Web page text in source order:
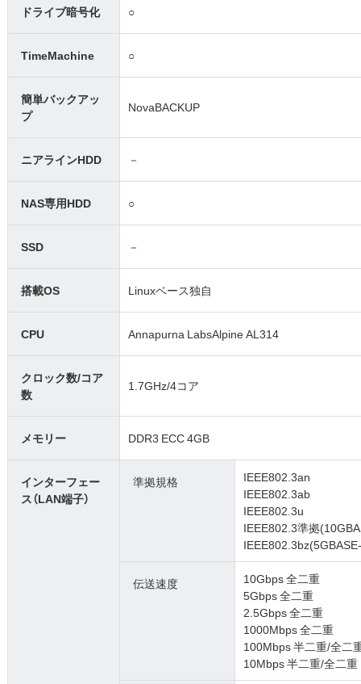
ドライブ暗号化 ○
TimeMachine ○
簡単バックアッ
プ
NovaBACKUP
ニアラインHDD －
NAS専用HDD ○
SSD －
搭載OS Linuxベース独自
CPU Annapurna LabsAlpine AL314
クロック数/コア
数
1.7GHz/4コア
メモリー DDR3 ECC 4GB
インターフェー
ス（LAN端子）
準拠規格
IEEE802.3an
IEEE802.3ab
IEEE802.3u
IEEE802.3準拠
伝送速度
10Gbps 全二重
5Gbps 全二重
2.5Gbps 全二重
1000Mbps 全二重
100Mbps 半二重/全二
10Mbps 半二重/全二重